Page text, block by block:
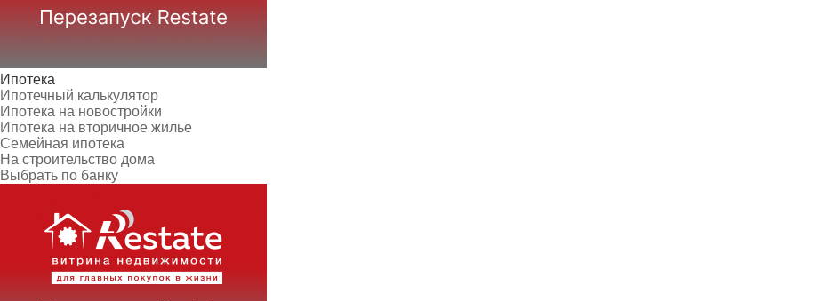
Ипотека
Ипотечный калькулятор
Ипотека на новостройки
Ипотека на вторичное жилье
Семейная ипотека
На строительство дома
Выбрать по банку